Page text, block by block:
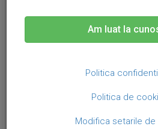
Husa piele cu textura moale, back
Am luat la
Politica
Politica de
Modifica setarile de